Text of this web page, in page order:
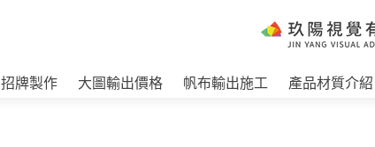
招牌製作 大圖輸出價格 帆布輸出施工 產品材質介紹